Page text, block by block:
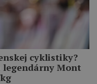
cyklistiky?
legendárny Mont